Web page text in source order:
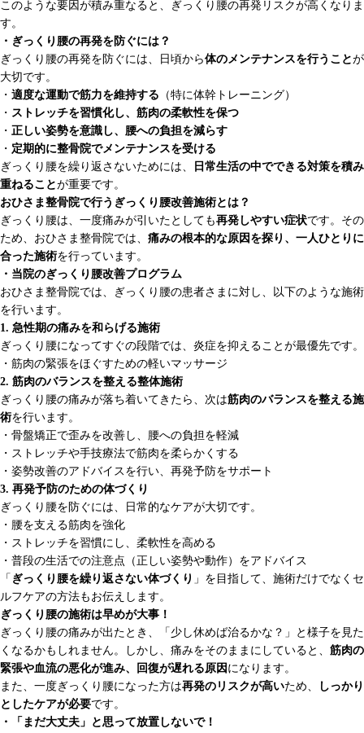
このような要因が積み重なると、ぎっくり腰の再発リスクが高くなりま
す。
・ぎっくり腰の再発を防ぐには？
ぎっくり腰の再発を防ぐには、日頃から体のメンテナンスを行うことが
大切です。
・ 適度な運動で筋力を維持する （特に体幹トレーニング）
・ ストレッチを習慣化し、筋肉の柔軟性を保つ
・ 正しい姿勢を意識し、腰への負担を減らす
・ 定期的に整骨院でメンテナンスを受ける
ぎっくり腰を繰り返さないためには、
日常生活の中でできる対策を積み
重ねることが重要です。
おひさま整骨院で行うぎっくり腰改善施術とは？
ぎっくり腰は、一度痛みが引いたとしても再発しやすい症状です。その
ため、おひさま整骨院では、 痛みの根本的な原因を探り、一人ひとりに
合った施術を行っています。
・当院のぎっくり腰改善プログラム
おひさま整骨院では、ぎっくり腰の患者さまに対し、以下のような施術
を行います。
1. 急性期の痛みを和らげる施術
ぎっくり腰になってすぐの段階では、炎症を抑えることが最優先です。
・筋肉の緊張をほぐすための軽いマッサージ
2. 筋肉のバランスを整える整体施術
ぎっくり腰の痛みが落ち着いてきたら、次は筋肉のバランスを整える施
術を行います。
・骨盤矯正で歪みを改善し、腰への負担を軽減
・ストレッチや手技療法で筋肉を柔らかくする
・姿勢改善のアドバイスを行い、再発予防をサポート
3. 再発予防のための体づくり
ぎっくり腰を防ぐには、日常的なケアが大切です。
・腰を支える筋肉を強化
・ストレッチを習慣にし、柔軟性を高める
・普段の生活での注意点（正しい姿勢や動作）をアドバイス
「 ぎっくり腰を繰り返さない体づくり 」を目指して、施術だけでなくセ
ルフケアの方法もお伝えします。
ぎっくり腰の施術は早めが大事！
ぎっくり腰の痛みが出たとき、「少し休めば治るかな？」と様子を見た
くなるかもしれません。しかし、痛みをそのままにしていると、 筋肉の
緊張や血流の悪化が進み、回復が遅れる原因 になります。
また、一度ぎっくり腰になった方は再発のリスクが高いため、
しっかり
としたケアが必要です。
・「まだ大丈夫」と思って放置しないで！